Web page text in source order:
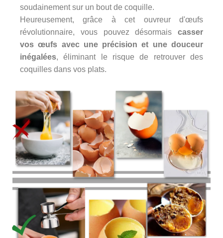
soudainement sur un bout de coquille.
Heureusement, grâce à cet ouvreur d'œufs
révolutionnaire, vous pouvez désormais casser
vos œufs avec une précision et une douceur
inégalées, éliminant le risque de retrouver des
coquilles dans vos plats.